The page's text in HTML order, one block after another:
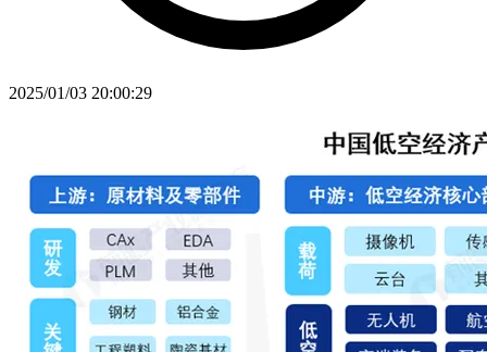
2025/01/03 20:00:29